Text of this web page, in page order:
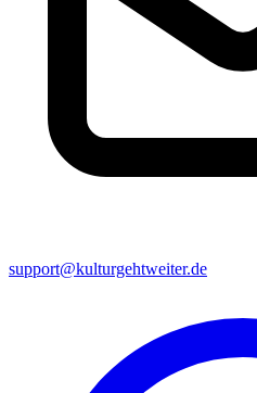
support@kulturgehtweiter.de